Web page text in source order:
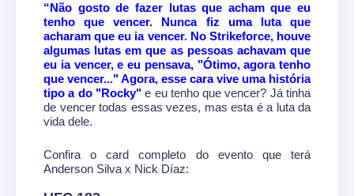
“Não gosto de fazer lutas que acham que eu
tenho que vencer. Nunca fiz uma luta que
acharam que eu ia vencer. No Strikeforce, houve
algumas lutas em que as pessoas achavam que
eu ia vencer, e eu pensava, "Ótimo, agora tenho
que vencer..." Agora, esse cara vive uma história
tipo a do "Rocky"e eu tenho que vencer? Já tinha
de vencer todas essas vezes, mas esta é a luta da
vida dele.
Confira o card completo do evento que terá
Anderson Silva x Nick Díaz: